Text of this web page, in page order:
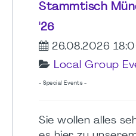
Stammtisch
'26
26.08.2026
Local Group
- Special Events -
Sie wollen alles